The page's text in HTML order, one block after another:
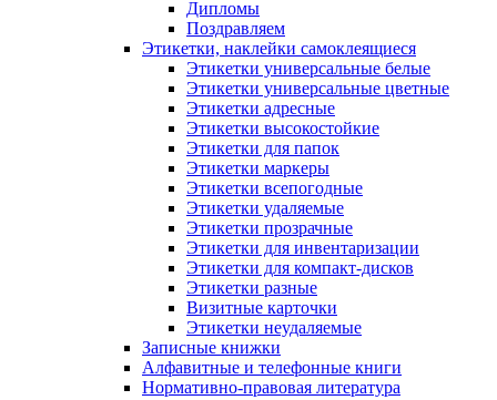
Дипломы
Поздравляем
Этикетки, наклейки самоклеящиеся
Этикетки универсальные белые
Этикетки универсальные цветные
Этикетки адресные
Этикетки высокостойкие
Этикетки для папок
Этикетки маркеры
Этикетки всепогодные
Этикетки удаляемые
Этикетки прозрачные
Этикетки для инвентаризации
Этикетки для компакт-дисков
Этикетки разные
Визитные карточки
Этикетки неудаляемые
Записные книжки
Алфавитные и телефонные книги
Нормативно-правовая литература